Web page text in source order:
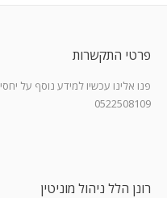
פרטי התקשרות
פנו אלינו עכשיו למידע נוסף על
0522508109
רונן הלל ניהול מוניטין